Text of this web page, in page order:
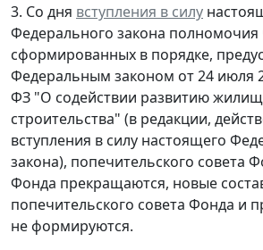
3. Со дня вступления в силу
Федерального закона полномочия
сформированных в порядке,
Федеральным законом от 24 июля
ФЗ "О содействии развитию
строительства" (в редакции,
вступления в силу настоящего
закона), попечительского совета
Фонда прекращаются, новые
попечительского совета Фонда и
не формируются.